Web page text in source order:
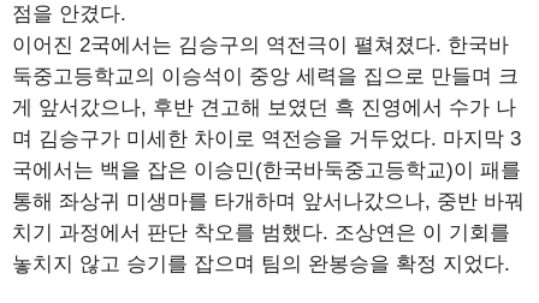
점을 안겼다.
이어진 2국에서는 김승구의 역전극이 펼쳐졌다. 한국바
둑중고등학교의 이승석이 중앙 세력을 집으로 만들며 크
게 앞서갔으나, 후반 견고해 보였던 흑 진영에서 수가 나
며 김승구가 미세한 차이로 역전승을 거두었다. 마지막 3
국에서는 백을 잡은 이승민(한국바둑중고등학교)이 패를
통해 좌상귀 미생마를 타개하며 앞서나갔으나, 중반 바꿔
치기 과정에서 판단 착오를 범했다. 조상연은 이 기회를
놓치지 않고 승기를 잡으며 팀의 완봉승을 확정 지었다.